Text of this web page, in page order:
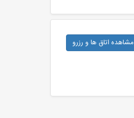
مشاهده اتاق ها و رزرو